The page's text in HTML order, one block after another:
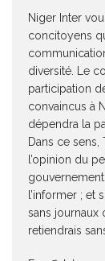
Niger Inter
concitoyens
diversité. Le
participation
convaincus à
dépendra la
Dans ce
l’opinion du
l’informer ; et
sans journaux
retiendrais